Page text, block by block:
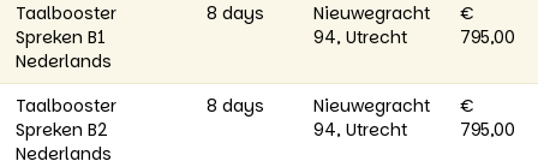
Taalbooster
Spreken B1
Nederlands
8 days
Nieuwegracht
94, Utrecht
€
795,00
Taalbooster
Spreken B2
Nederlands
8 days
Nieuwegracht
94, Utrecht
€
795,00